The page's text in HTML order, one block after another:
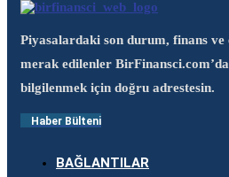
Piyasalardaki son durum, finans
merak edilenler
bilgilenmek için doğru adrestesin.
Haber Bülteni
BAĞLANTILAR